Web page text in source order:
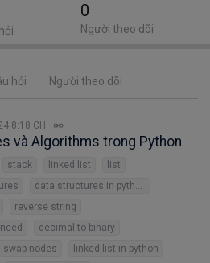
hỏi Người theo dõi
8:18 CH
và Algorithms trong Python
stack linked list
list
data structures in python
reverse string
decimal to binary
swap nodes
linked list in python
0
Người theo dõi